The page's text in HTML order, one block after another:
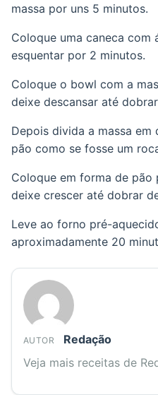
massa por uns 5 minutos.
Coloque uma caneca com
esquentar por 2 minutos.
Coloque o bowl com a
deixe descansar até
Depois divida a massa
pão como se fosse um
Coloque em forma de
deixe crescer até dobrar
Leve ao forno pré-
aproximadamente 20
AUTOR
Redação
Veja mais receitas de